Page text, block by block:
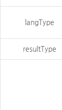
langType
resultType